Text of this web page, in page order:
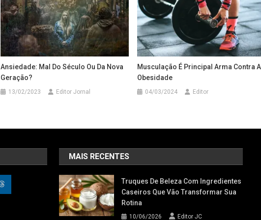
Ansiedade: Mal Do Século Ou Da Nova
Geração?
13/02/2023 Editor Jornal
Musculação É Principal Arma Contra A
Obesidade
04/03/2024 Editor
MAIS RECENTES
Truques De Beleza Com Ingredientes
Caseiros Que Vão Transformar Sua
Rotina
10/06/2026 Editor JC